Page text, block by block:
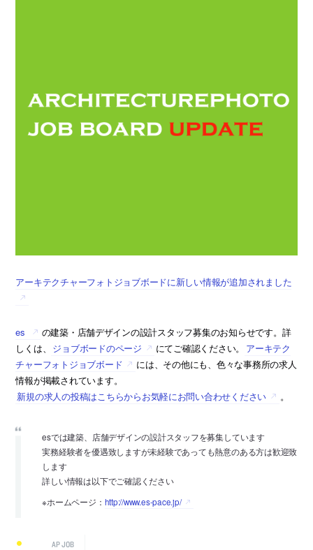
アーキテクチャーフォトジョブボードに新しい情報が追加されました
es
の建築・店舗デザインの設計スタッフ募集のお知らせです。詳
しくは、
ジョブボードのページ にてご確認ください。
アーキテク
チャーフォトジョブボード
には、その他にも、色々な事務所の求人
情報が掲載されています。
新規の求人の投稿はこちらからお気軽にお問い合わせください
。
esでは建築、店舗デザインの設計スタッフを募集しています
実務経験者を優遇致しますが未経験であっても熱意のある方は歓迎致
します
詳しい情報は以下でご確認ください
※ホームページ： http://www.es-pace.jp/
AP JOB